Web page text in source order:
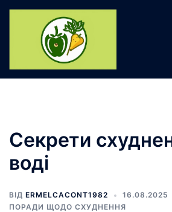
Перейти
Секрети
воді
ВІД ERMELCACONT1982
16.08.2025
ПОРАДИ ЩОДО СХУДНЕННЯ